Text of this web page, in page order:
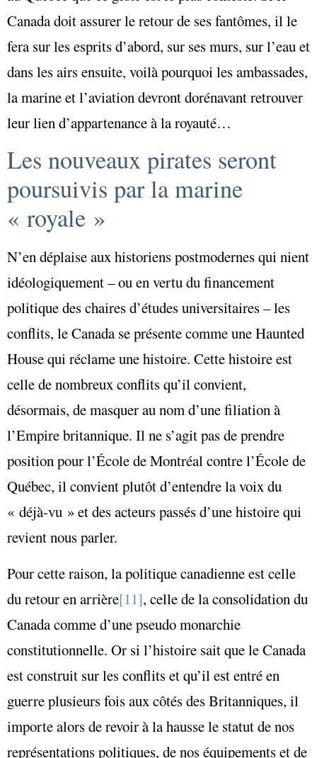
Canada doit assurer le retour de ses fantômes, il le
fera sur les esprits d’abord, sur ses murs, sur l’eau et
dans les airs ensuite, voilà pourquoi les ambassades,
la marine et l’aviation devront dorénavant retrouver
leur lien d’appartenance à la royauté…
Les nouveaux pirates seront
poursuivis par la marine
« royale »
N’en déplaise aux historiens postmodernes qui nient
idéologiquement – ou en vertu du financement
politique des chaires d’études universitaires – les
conflits, le Canada se présente comme une Haunted
House qui réclame une histoire. Cette histoire est
celle de nombreux conflits qu’il convient,
désormais, de masquer au nom d’une filiation à
l’Empire britannique. Il ne s’agit pas de prendre
position pour l’École de Montréal contre l’École de
Québec, il convient plutôt d’entendre la voix du
« déjà-vu » et des acteurs passés d’une histoire qui
revient nous parler.
Pour cette raison, la politique canadienne est celle
du retour en arrière[11], celle de la consolidation du
Canada comme d’une pseudo monarchie
constitutionnelle. Or si l’histoire sait que le Canada
est construit sur les conflits et qu’il est entré en
guerre plusieurs fois aux côtés des Britanniques, il
importe alors de revoir à la hausse le statut de nos
représentations politiques, de nos équipements et de